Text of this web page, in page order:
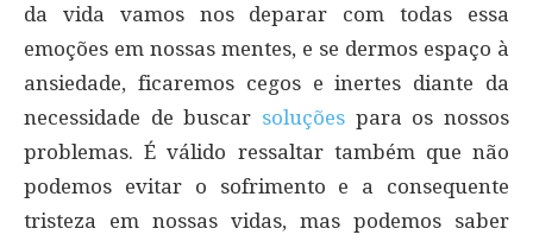
da vida vamos nos deparar com todas essa
emoções em nossas mentes, e se dermos espaço à
ansiedade, ficaremos cegos e inertes diante da
necessidade de buscar soluções para os nossos
problemas. É válido ressaltar também que não
podemos evitar o sofrimento e a consequente
tristeza em nossas vidas, mas podemos saber